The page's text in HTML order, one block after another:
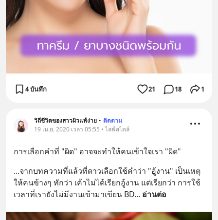
4 บันทึก 21 18 1
วิถีชีวิตของสาวผิวแพ้ง่าย • ติดตาม
19 เม.ย. 2020 เวลา 05:55 • ไลฟ์สไตล์
การเลือกคำที่ "ผิด" อาจจะทำให้คนเข้าใจเรา "ผิด"
...จากบทความที่แล้วที่ดาวเลือกใช้คำว่า "อู้งาน" เป็นเหตุ
ให้คนข้างๆ ทักว่า เค้าไม่ได้เรียกอู้งาน แต่เรียกว่า การใช้
เวลาที่เรายังไม่มีงานเข้ามาเขียน BD... อ่านต่อ